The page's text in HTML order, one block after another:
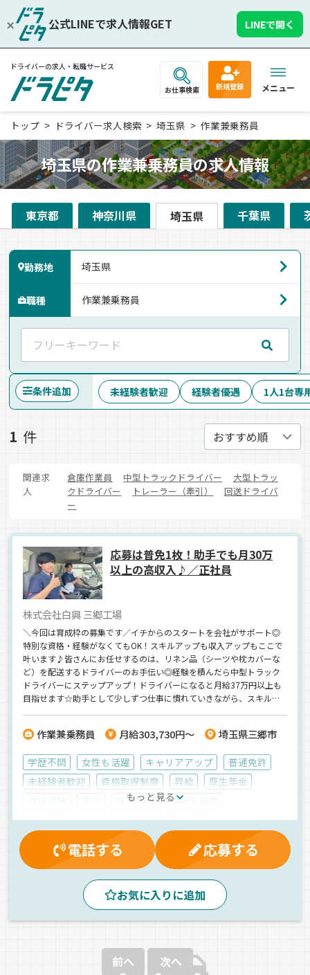
公式LINEで求人情報GET LINEで開く
ドライバーの求人・転職サービス
お仕事検索 新規登録 メニュー
トップ ドライバー求人検索 埼玉県 作業兼乗務員
埼玉県の作業兼乗務員の求人情報
東京都 神奈川県 埼玉県 千葉県
勤務地
職種
条件追加 未経験者歓迎 経験者優遇 1人1台専
1 件
関連求
人
倉庫作業員 中型トラックドライバー
大型トラッ
クドライバー
トレーラー（牽引）
回送ドライバ
ー
応募は普免1枚！助手でも月30万
以上の高収入♪／正社員
株式会社白興 三郷工場
＼今回は育成枠の募集です／イチからのスタートを会社がサポート◎
特別な資格・経験がなくてもOK！スキルアップも収入アップもここで
叶います♪皆さんにお任せするのは、リネン品（シーツや枕カバーな
ど）を配送するドライバーのお手伝い◎経験を積んだら中型トラック
ドライバーにステップアップ！ドライバーになると月給37万円以上も
目指せます☆助手として少しずつ仕事に慣れていきながら、スキルも
ださいね。
作業兼乗務員 月給303,730円～ 埼玉県三郷市
学歴不問 女性も活躍 キャリアアップ
普通免許
未経験者歓迎
資格取得制度 昇給
厚生年金
残業手当
退職金制度
社内イベント
能率評価
マイカー通勤可
制服・作業着貸与
健康保険
有給休暇
交通費支給
朝 早朝 昼 ETC搭載
カゴ車輸送
ドライブレコーダー
ルート配送
バックアイモニター装備
地場 拠点多数
箱車
正社員
もっと見る
電話する 応募する
お気に入りに追加
前へ 次へ